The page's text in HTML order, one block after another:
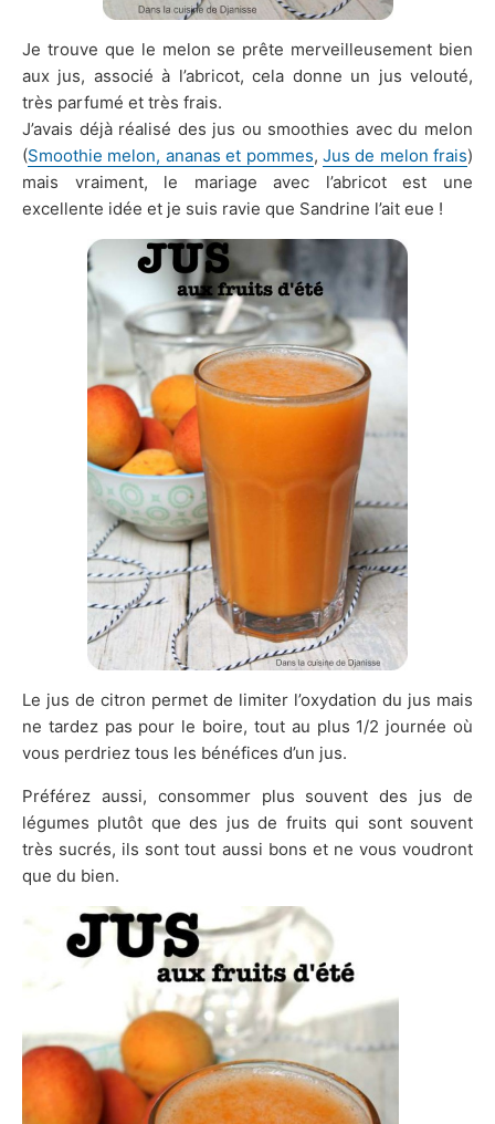
Je trouve que le melon se prête merveilleusement bien
aux jus, associé à l’abricot, cela donne un jus velouté,
très parfumé et très frais.
J’avais déjà réalisé des jus ou smoothies avec du melon
(Smoothie melon, ananas et pommes, Jus de melon frais)
mais vraiment, le mariage avec l’abricot est une
excellente idée et je suis ravie que Sandrine l’ait eue !
Le jus de citron permet de limiter l’oxydation du jus mais
ne tardez pas pour le boire, tout au plus 1/2 journée où
vous perdriez tous les bénéfices d’un jus.
Préférez aussi, consommer plus souvent des jus de
légumes plutôt que des jus de fruits qui sont souvent
très sucrés, ils sont tout aussi bons et ne vous voudront
que du bien.